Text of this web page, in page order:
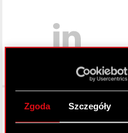
Zgoda Szczegóły